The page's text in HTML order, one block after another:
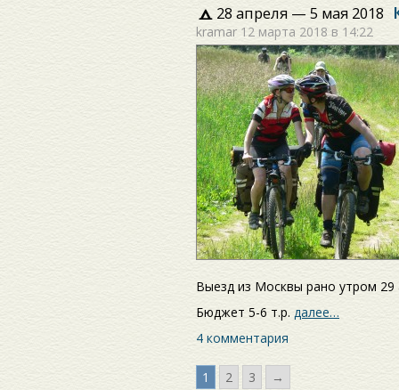
28 апреля — 5 мая 2018
kramar 12 марта 2018 в 14:22
Выезд из Москвы рано утром
Бюджет 5-6 т.р. далее…
4 комментария
1 2 3 →